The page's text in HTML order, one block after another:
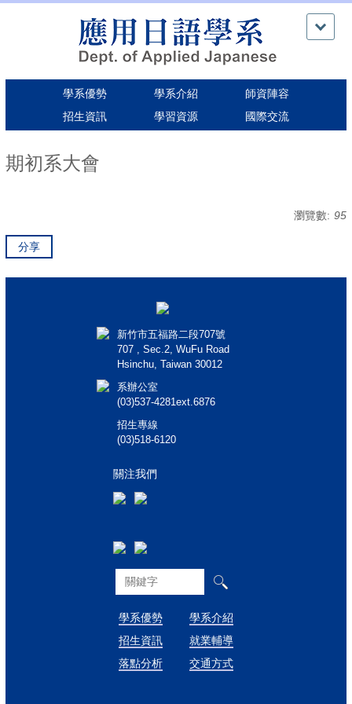
內
學系優勢 學系介紹
師資陣容
招生資訊
學習資源 國際交流
期初系大會
瀏覽數: 95
分享
新竹市五福路二段707號
707 , Sec.2, WuFu Road
Hsinchu, Taiwan 30012
系辦公室
(03)537-4281ext.6876
招生專線
(03)518-6120
關注我們
學系優勢
招生資訊
落點分析
學系介紹
就業輔導
交通方式